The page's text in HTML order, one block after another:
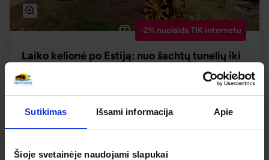
Sutikimas Išsami informacija Apie
Šioje svetainėje naudojami slapukai
-2% nuolaida TIK internetu
Laiko kelionė po Estiją: nuo šachtų tunelių iki
PLAČIAU